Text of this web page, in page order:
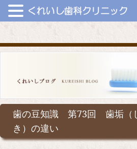
歯の豆知識 第73回 歯垢（
き）の違い